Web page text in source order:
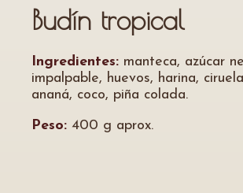
Budín tropical
Ingredientes: manteca, azúcar
impalpable, huevos, harina,
ananá, coco, piña colada.
Peso: 400 g aprox.